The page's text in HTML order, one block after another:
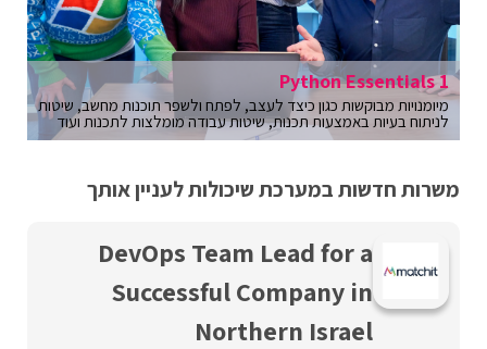
Python Essentials 1
מיומנויות מבוקשות כגון כיצד לעצב, לפתח ולשפר תוכנות מחשב, שיטות
לניתוח בעיות באמצעות תכנות, שיטות עבודה מומלצות לתכנות ועוד
משרות חדשות במערכת שיכולות לעניין אותך
DevOps Team Lead for a
Successful Company in
Northern Israel